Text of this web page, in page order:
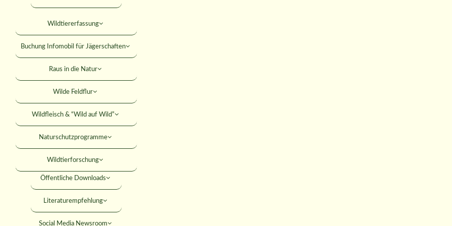
Falkner
Mitteilungsblatt
Versicherungen
Rabatte
Rechtshilfe
Umweltbildung
Förderungen
Seminare
Öffentliche Downloads
Literaturempfehlung
Social Media Newsroom
Wildtiererfassung
Buchung Infomobil für Jägerschaften
Raus in die Natur
Wilde Feldflur
Wildfleisch & “Wild auf Wild”
Naturschutzprogramme
Wildtierforschung
SUCHE
ANMELDEN
Senioren 2024